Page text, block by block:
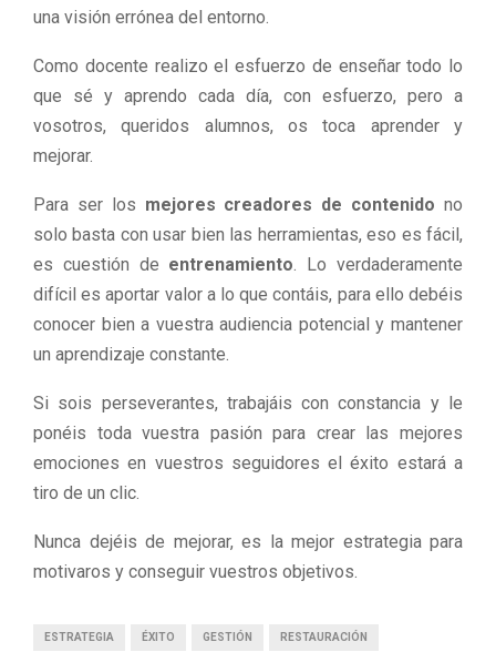
una visión errónea del entorno.
Como docente realizo el esfuerzo de enseñar todo lo
que sé y aprendo cada día, con esfuerzo, pero a
vosotros, queridos alumnos, os toca aprender y
mejorar.
Para ser los mejores creadores de contenido no
solo basta con usar bien las herramientas, eso es fácil,
es cuestión de entrenamiento . Lo verdaderamente
difícil es aportar valor a lo que contáis, para ello debéis
conocer bien a vuestra audiencia potencial y mantener
un aprendizaje constante.
Si sois perseverantes, trabajáis con constancia y le
ponéis toda vuestra pasión para crear las mejores
emociones en vuestros seguidores el éxito estará a
tiro de un clic.
Nunca dejéis de mejorar, es la mejor estrategia para
motivaros y conseguir vuestros objetivos.
ESTRATEGIA ÉXITO GESTIÓN RESTAURACIÓN